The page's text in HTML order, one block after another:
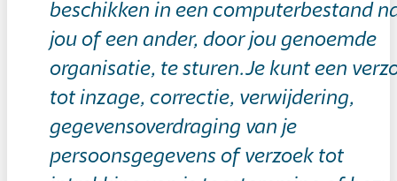
beschikken in een computerbestand
jou of een ander, door jou genoemde
organisatie, te sturen.Je kunt een
tot inzage, correctie, verwijdering,
gegevensoverdraging van je
persoonsgegevens of verzoek tot